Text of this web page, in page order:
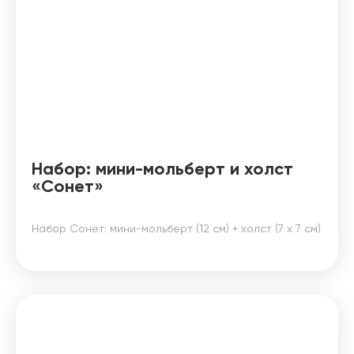
Набор: мини-мольберт и холст
«Сонет»
Набор Сонет: мини-мольберт (12 см) + холст (7 х 7 см)